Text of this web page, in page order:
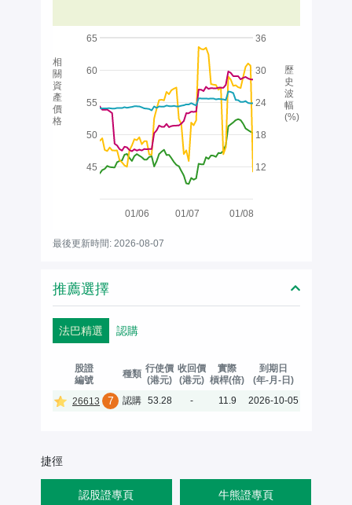
01/06 01/07 01/08
45
50
55
60
65
12
18
24
30
36
相
關
資
產
價
格
歷
史
波
幅
(%)
最後更新時間: 2026-08-07
推薦選擇
法巴精選 認購
股證
編號
種類 行使價
(港元)
收回價
(港元)
實際
槓桿(倍)
到期日
(年-月-日)
26613
7 認購 53.28 - 11.9 2026-10-05
捷徑
認股證專頁 牛熊證專頁